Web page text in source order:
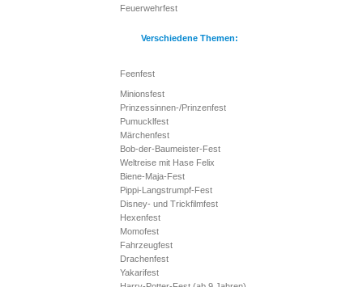
Feuerwehrfest
Verschiedene Themen:
Feenfest
Minionsfest
Prinzessinnen-/Prinzenfest
Pumucklfest
Märchenfest
Bob-der-Baumeister-Fest
Weltreise mit Hase Felix
Biene-Maja-Fest
Pippi-Langstrumpf-Fest
Disney- und Trickfilmfest
Hexenfest
Momofest
Fahrzeugfest
Drachenfest
Yakarifest